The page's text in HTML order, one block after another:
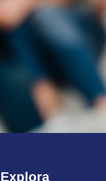
Explora